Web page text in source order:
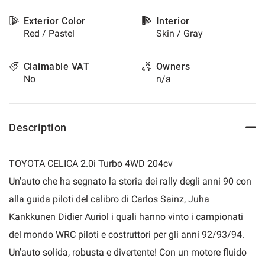
Exterior Color
Red / Pastel
Interior
Skin / Gray
Claimable VAT
No
Owners
n/a
Description
TOYOTA CELICA 2.0i Turbo 4WD 204cv
Un'auto che ha segnato la storia dei rally degli anni 90 con
alla guida piloti del calibro di Carlos Sainz, Juha
Kankkunen Didier Auriol i quali hanno vinto i campionati
del mondo WRC piloti e costruttori per gli anni 92/93/94.
Un'auto solida, robusta e divertente! Con un motore fluido
refer
policy.
You
review
change
at
any
time.